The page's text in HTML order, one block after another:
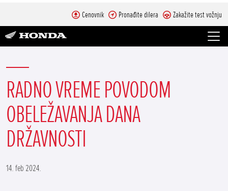
Cenovnik Pronađite dilera Zakažite test vožnju
RADNO VREME POVODOM
OBELEŽAVANJA DANA
DRŽAVNOSTI
14. feb 2024.